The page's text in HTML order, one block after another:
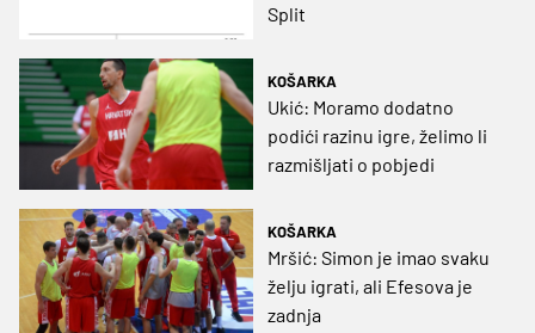
Split
KOŠARKA
Ukić: Moramo dodatno
podići razinu igre, želimo li
razmišljati o pobjedi
KOŠARKA
Mršić: Simon je imao svaku
želju igrati, ali Efesova je
zadnja